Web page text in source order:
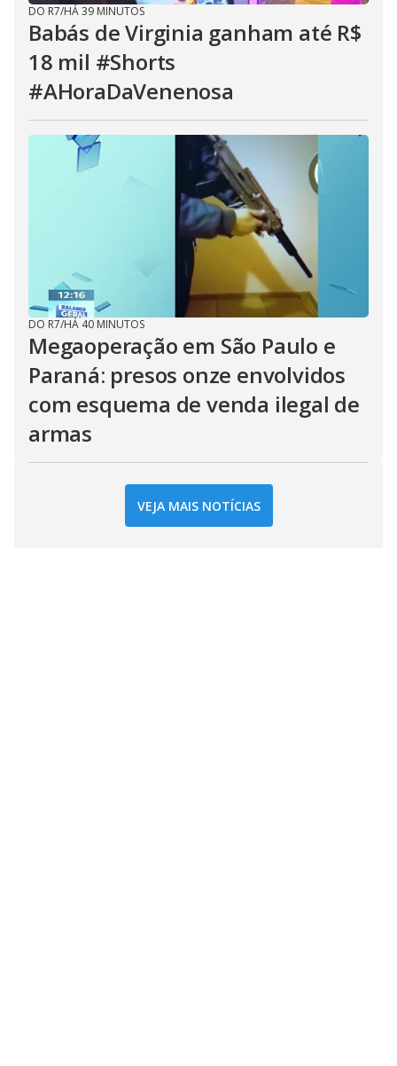
DO R7/HÁ 39 MINUTOS
Babás de Virginia ganham até R$
18 mil #Shorts
#AHoraDaVenenosa
DO R7/HÁ 40 MINUTOS
Megaoperação em São Paulo e
Paraná: presos onze envolvidos
com esquema de venda ilegal de
armas
VEJA MAIS NOTÍCIAS